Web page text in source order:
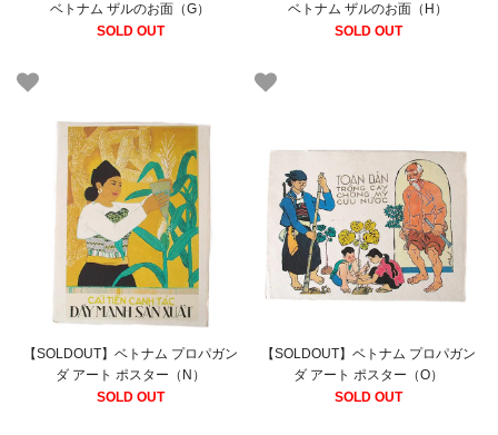
ベトナム ザルのお面（G）
SOLD OUT
ベトナム ザルのお面（H）
SOLD OUT
【SOLDOUT】ベトナム プロパガン
ダ アート ポスター（N）
SOLD OUT
【SOLDOUT】ベトナム プロパガン
ダ アート ポスター（O）
SOLD OUT